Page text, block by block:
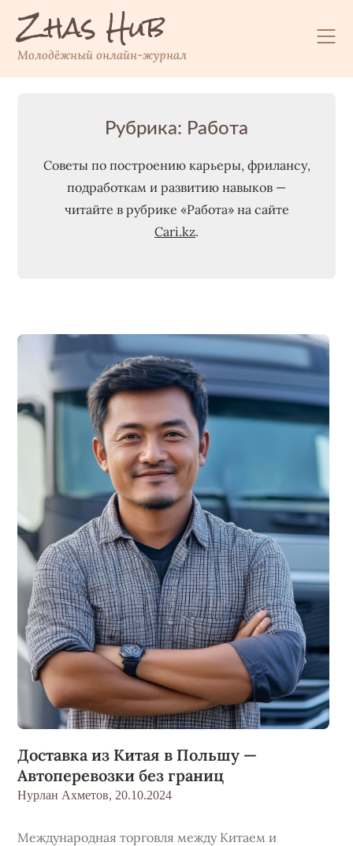
Перейти
содержимому
Zhas Hub
Молодёжный онлайн-журнал
Рубрика: Работа
Советы по построению карьеры, фрилансу,
подработкам и развитию навыков —
читайте в рубрике «Работа» на сайте
Cari.kz.
Доставка из Китая в Польшу —
Автоперевозки без границ
Нурлан Ахметов, 20.10.2024
Международная торговля между Китаем и